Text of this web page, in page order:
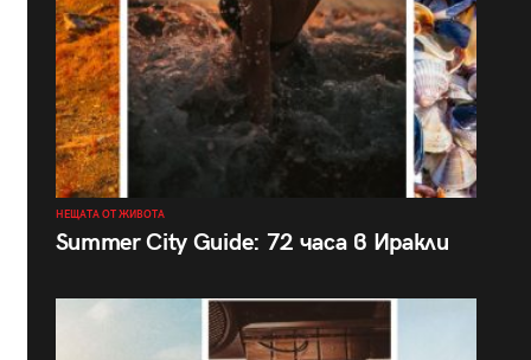
НЕЩАТА ОТ ЖИВОТА
Summer City Guide: 72 часа в Иракли